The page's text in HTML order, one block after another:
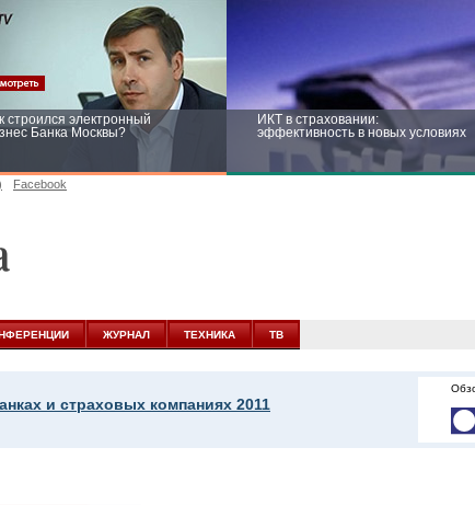
строился электронный
Банка Москвы?
ИКТ в страховании:
эффективность в новых условиях
новых условиях
Facebook
ЖУРНАЛ ТЕХНИКА ТВ
и страховых компаниях 2011